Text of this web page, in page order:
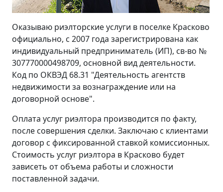
Оказываю риэлторские услуги в поселке Красково
официально, с 2007 года зарегистрирована как
индивидуальный предприниматель (ИП), св-во №
307770000498709, основной вид деятельности.
Код по ОКВЭД 68.31 "Деятельность агентств
недвижимости за вознаграждение или на
договорной основе".
Оплата услуг риэлтора производится по факту,
после совершения сделки. Заключаю с клиентами
договор с фиксированной ставкой комиссионных.
Стоимость услуг риэлтора в Красково будет
зависеть от объема работы и сложности
поставленной задачи.